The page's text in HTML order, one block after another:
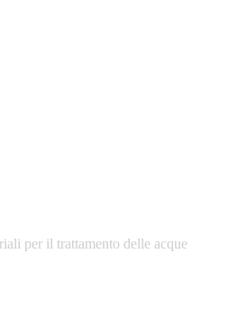
per il trattamento delle acque